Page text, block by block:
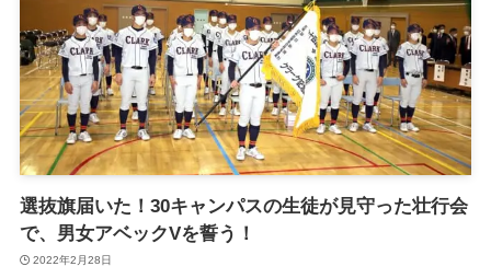
選抜旗届いた！30キャンパスの生徒が見守った壮行会
で、男女アベックVを誓う！
2022年2月28日